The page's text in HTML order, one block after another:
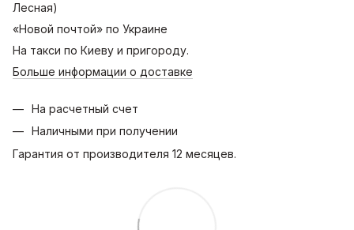
Лесная)
«Новой почтой» по Украине
На такси по Киеву и пригороду.
Больше информации о доставке
На расчетный счет
Наличными при получении
Гарантия от производителя 12 месяцев.